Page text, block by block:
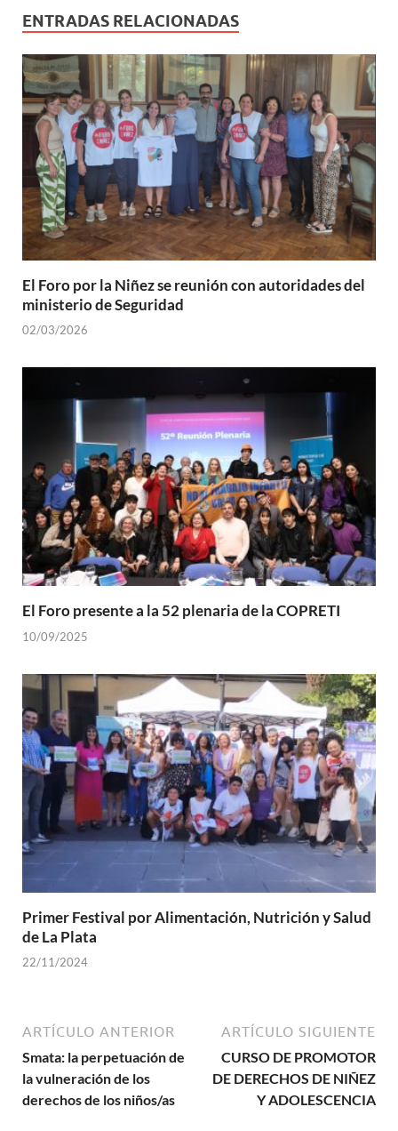
ENTRADAS RELACIONADAS
El Foro por la Niñez se reunión con autoridades del
ministerio de Seguridad
02/03/2026
El Foro presente a la 52 plenaria de la COPRETI
10/09/2025
Primer Festival por Alimentación, Nutrición y Salud
de La Plata
22/11/2024
ARTÍCULO ANTERIOR
Smata: la perpetuación de
la vulneración de los
derechos de los niños/as
ARTÍCULO SIGUIENTE
CURSO DE PROMOTOR
DE DERECHOS DE NIÑEZ
Y ADOLESCENCIA